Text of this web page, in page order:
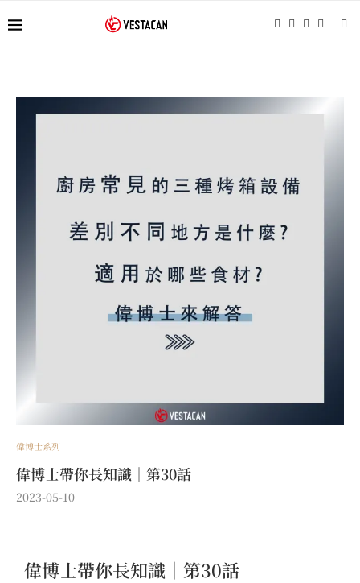
偉博士系列
偉博士帶你長知識｜第30話
2023-05-10
偉博士帶你長知識｜第30話